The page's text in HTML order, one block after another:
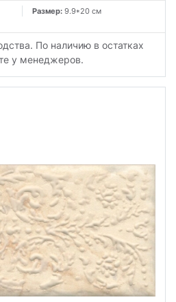
Размер: 9.9*20 см
По наличию в остатках
у менеджеров.